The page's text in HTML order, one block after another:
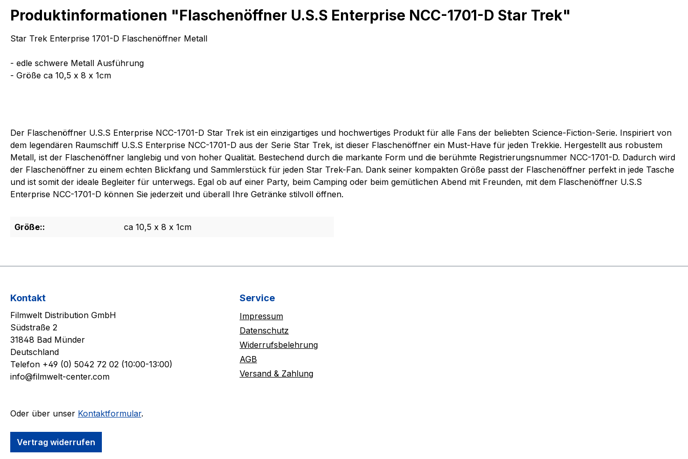
Produktinformationen "Flaschenöffner U.S.S Enterprise NCC-1701-D Star Trek"
Star Trek Enterprise 1701-D Flaschenöffner Metall
- edle schwere Metall Ausführung
- Größe ca 10,5 x 8 x 1cm
Der Flaschenöffner U.S.S Enterprise NCC-1701-D Star Trek ist ein einzigartiges und hochwertiges Produkt für alle Fans der beliebten Science-Fiction-Serie. Inspiriert von
dem legendären Raumschiff U.S.S Enterprise NCC-1701-D aus der Serie Star Trek, ist dieser Flaschenöffner ein Must-Have für jeden Trekkie. Hergestellt aus robustem
Metall, ist der Flaschenöffner langlebig und von hoher Qualität. Bestechend durch die markante Form und die berühmte Registrierungsnummer NCC-1701-D. Dadurch wird
der Flaschenöffner zu einem echten Blickfang und Sammlerstück für jeden Star Trek-Fan. Dank seiner kompakten Größe passt der Flaschenöffner perfekt in jede Tasche
und ist somit der ideale Begleiter für unterwegs. Egal ob auf einer Party, beim Camping oder beim gemütlichen Abend mit Freunden, mit dem Flaschenöffner U.S.S
Enterprise NCC-1701-D können Sie jederzeit und überall Ihre Getränke stilvoll öffnen.
Größe:: ca 10,5 x 8 x 1cm
Kontakt
Filmwelt Distribution GmbH
Südstraße 2
31848 Bad Münder
Deutschland
Telefon +49 (0) 5042 72 02 (10:00-13:00)
info@filmwelt-center.com
Oder über unser Kontaktformular.
Vertrag widerrufen
Service
Impressum
Datenschutz
Widerrufsbelehrung
AGB
Versand & Zahlung